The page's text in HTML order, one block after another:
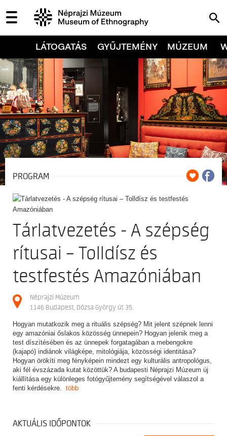
LÁTOGATÁS GYŰJTEMÉNY MÚZEUM
PROGRAM
Tárlatvezetés - A szépség
rítusai – Tolldísz és
testfestés Amazóniában
Néprajzi Múzeum
1146 Budapest, Dózsa György út 35.
Hogyan mutatkozik meg a rituális szépség? Mit jelent szépnek lenni
egy amazóniai őslakos közösség ünnepein? Hogyan jelenik meg a
test díszítésében és az ünnepek forgatagában a mebengokre
(kajapó) indiánok világképe, mitológiája, közösségi identitása?
Hogyan örökíti meg fényképein mindezt egy kulturális antropológus,
aki fél évszázada kutat közöttük? A budapesti Néprajzi Múzeum új
kiállítása egy különleges fotógyűjtemény segítségével válaszol a
fenti kérdésekre. több
AKTUÁLIS IDŐPONTOK